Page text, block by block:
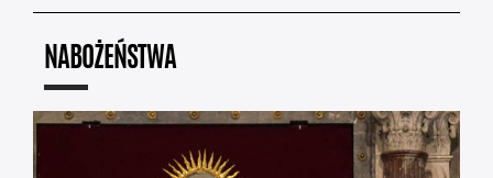
NABOŻEŃSTWA